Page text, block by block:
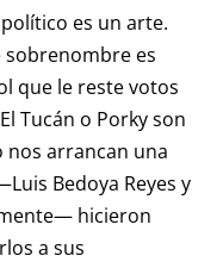
es un arte.
sobrenombre es
que le reste votos
Tucán o Porky son
nos arrancan una
Bedoya Reyes y
hicieron
a sus